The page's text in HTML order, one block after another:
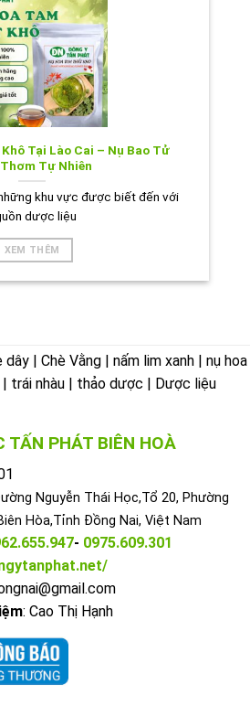
Tại Lào Cai – Nụ Bao Tử
Tự Nhiên
khu vực được biết đến với
dược liệu
XEM THÊM
| Chè Vằng | nấm lim xanh | nụ hoa
trái nhàu | thảo dược | Dược liệu
TẤN PHÁT BIÊN HOÀ
Nguyễn Thái Học,Tổ 20, Phường
Hòa,Tỉnh Đồng Nai, Việt Nam
- 0975.609.301
: Cao Thị Hạnh